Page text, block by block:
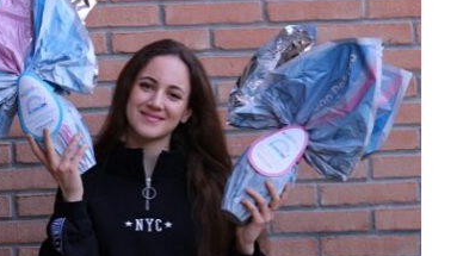
Tante le iniziative dei nostri
volontari a sostegno di “Cerco
un Uovo Amico”!
NEWS